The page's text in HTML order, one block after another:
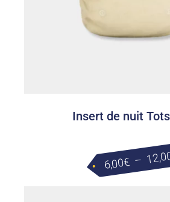
Insert de nuit
6,00€ –